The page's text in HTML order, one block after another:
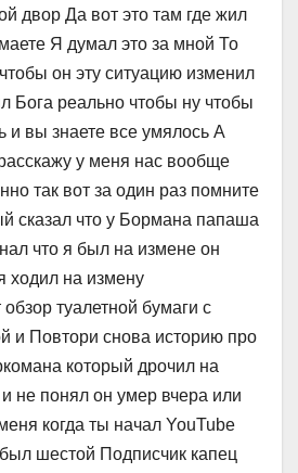
двор Да вот это там где жил
Я думал это за мной То
он эту ситуацию изменил
Бога реально чтобы ну чтобы
и вы знаете все умялось А
у меня нас вообще
так вот за один раз помните
сказал что у Бормана папаша
что я был на измене он
ходил на измену
обзор туалетной бумаги с
и Повтори снова историю про
который дрочил на
не понял он умер вчера или
когда ты начал YouTube
шестой Подписчик капец